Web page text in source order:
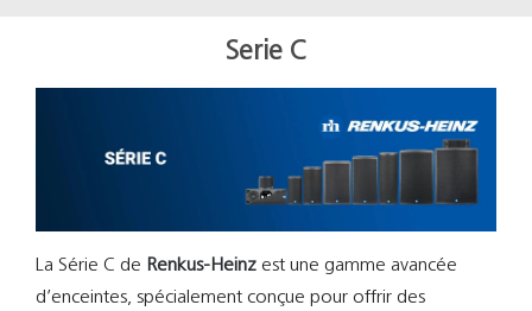
Serie C
La Série C de Renkus-Heinz est une gamme avancée
d’enceintes, spécialement conçue pour offrir des